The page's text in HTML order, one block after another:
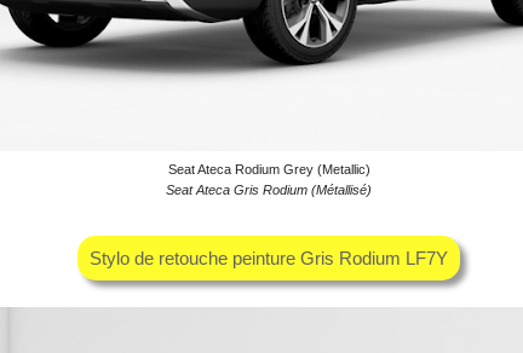
Seat Ateca Rodium Grey (Metallic)
Seat Ateca Gris Rodium (Métallisé)
Stylo de retouche peinture Gris Rodium LF7Y